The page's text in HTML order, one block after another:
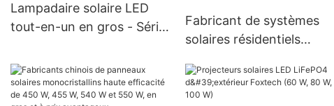
Lampadaire solaire LED
tout-en-un en gros - Série
Foxtech Solar
Fabricant de systèmes
solaires résidentiels
kW, 8 kW et 10 kW avec
onduleur Growatt